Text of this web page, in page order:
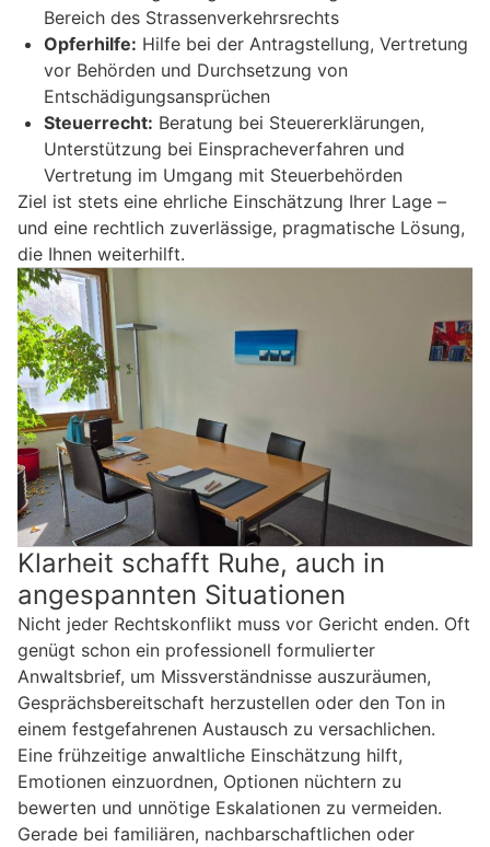
Bereich des Strassenverkehrsrechts
Opferhilfe: Hilfe bei der Antragstellung, Vertretung
vor Behörden und Durchsetzung von
Entschädigungsansprüchen
Steuerrecht: Beratung bei Steuererklärungen,
Unterstützung bei Einspracheverfahren und
Vertretung im Umgang mit Steuerbehörden
Ziel ist stets eine ehrliche Einschätzung Ihrer Lage –
und eine rechtlich zuverlässige, pragmatische Lösung,
die Ihnen weiterhilft.
Klarheit schafft Ruhe, auch in
angespannten Situationen
Nicht jeder Rechtskonflikt muss vor Gericht enden. Oft
genügt schon ein professionell formulierter
Anwaltsbrief, um Missverständnisse auszuräumen,
Gesprächsbereitschaft herzustellen oder den Ton in
einem festgefahrenen Austausch zu versachlichen.
Eine frühzeitige anwaltliche Einschätzung hilft,
Emotionen einzuordnen, Optionen nüchtern zu
bewerten und unnötige Eskalationen zu vermeiden.
Gerade bei familiären, nachbarschaftlichen oder